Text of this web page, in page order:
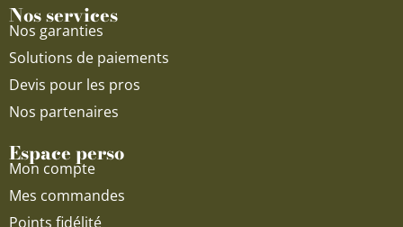
Nos services
Nos garanties
Solutions de paiements
Devis pour les pros
Nos partenaires
Espace perso
Mon compte
Mes commandes
Points fidélité